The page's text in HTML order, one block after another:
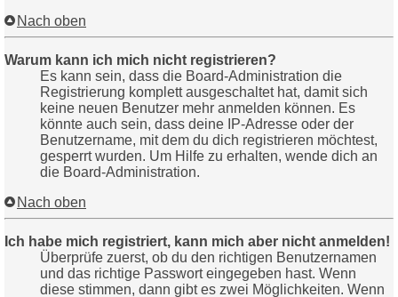
Nach oben
Warum kann ich mich nicht registrieren?
Es kann sein, dass die Board-Administration die
Registrierung komplett ausgeschaltet hat, damit sich
keine neuen Benutzer mehr anmelden können. Es
könnte auch sein, dass deine IP-Adresse oder der
Benutzername, mit dem du dich registrieren möchtest,
gesperrt wurden. Um Hilfe zu erhalten, wende dich an
die Board-Administration.
Nach oben
Ich habe mich registriert, kann mich aber nicht anmelden!
Überprüfe zuerst, ob du den richtigen Benutzernamen
und das richtige Passwort eingegeben hast. Wenn
diese stimmen, dann gibt es zwei Möglichkeiten. Wenn